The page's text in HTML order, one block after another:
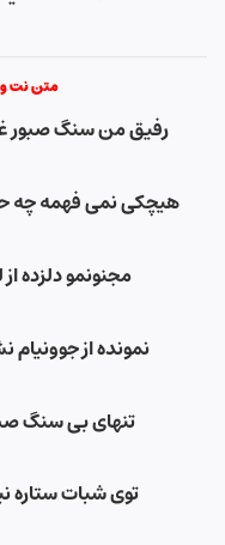
متن نت
رفیق من سنگ صبور
هیچکی نمی فهمه چه
مجنونمو دلزده از
نمونده از جوونیام
تنهای بی سنگ
توی شبات ستاره